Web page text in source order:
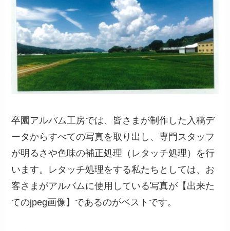
卒園アルバム工房では、皆さまが制作した入稿デ
ータからすべての写真を取り出し、専門スタッフ
が明るさや色味の補正処理（レタッチ処理）を行
います。レタッチ処理をする私たちとしては、お
客さまがアルバムに使用している写真が【出来た
てのjpeg画像】であるのがベストです。